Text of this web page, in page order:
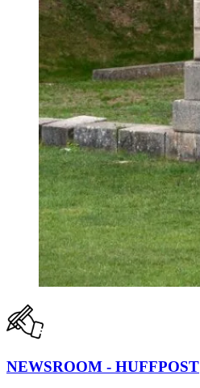
NEWSROOM - HUFFPOST